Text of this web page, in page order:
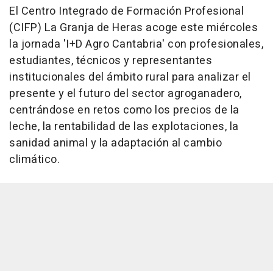
El Centro Integrado de Formación Profesional
(CIFP) La Granja de Heras acoge este miércoles
la jornada 'I+D Agro Cantabria' con profesionales,
estudiantes, técnicos y representantes
institucionales del ámbito rural para analizar el
presente y el futuro del sector agroganadero,
centrándose en retos como los precios de la
leche, la rentabilidad de las explotaciones, la
sanidad animal y la adaptación al cambio
climático.